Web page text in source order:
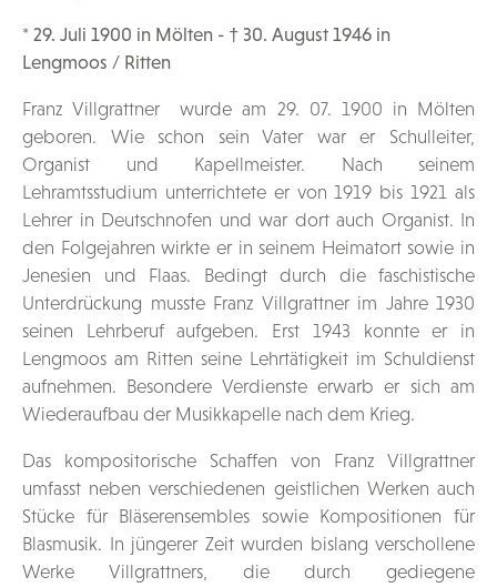
* 29. Juli 1900 in Mölten - † 30. August 1946 in
Lengmoos / Ritten
Franz Villgrattner wurde am 29. 07. 1900 in Mölten
geboren. Wie schon sein Vater war er Schulleiter,
Organist und Kapellmeister. Nach seinem
Lehramtsstudium unterrichtete er von 1919 bis 1921 als
Lehrer in Deutschnofen und war dort auch Organist. In
den Folgejahren wirkte er in seinem Heimatort sowie in
Jenesien und Flaas. Bedingt durch die faschistische
Unterdrückung musste Franz Villgrattner im Jahre 1930
seinen Lehrberuf aufgeben. Erst 1943 konnte er in
Lengmoos am Ritten seine Lehrtätigkeit im Schuldienst
aufnehmen. Besondere Verdienste erwarb er sich am
Wiederaufbau der Musikkapelle nach dem Krieg.
Das kompositorische Schaffen von Franz Villgrattner
umfasst neben verschiedenen geistlichen Werken auch
Stücke für Bläserensembles sowie Kompositionen für
Blasmusik. In jüngerer Zeit wurden bislang verschollene
Werke Villgrattners, die durch gediegene